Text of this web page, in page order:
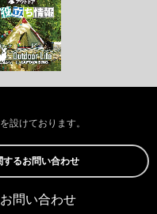
設けております。
るお問い合わせ
問い合わせ